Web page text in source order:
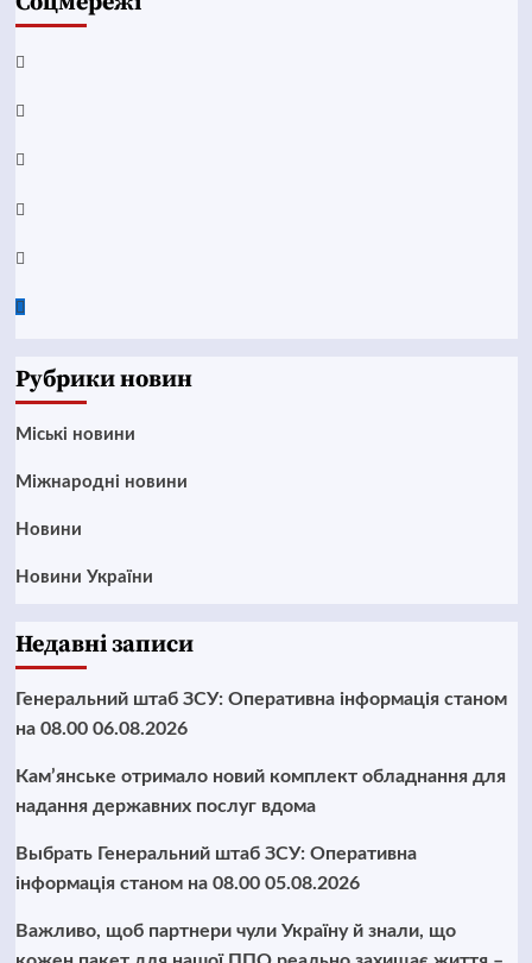
Facebook
YouTube
Telegram
Instagram
Twitter
Google
Рубрики новин
Mіські новини
Міжнародні новини
Новини
Новини України
Недавні записи
Генеральний штаб ЗСУ: Оперативна інформація станом
на 08.00 06.08.2026
Кам’янське отримало новий комплект обладнання для
надання державних послуг вдома
Выбрать Генеральний штаб ЗСУ: Оперативна
інформація станом на 08.00 05.08.2026
Важливо, щоб партнери чули Україну й знали, що